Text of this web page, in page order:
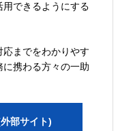
できるようにする
までをわかりやす
に携わる方々の一助
部サイト)